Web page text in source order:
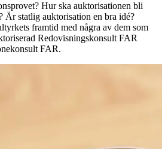
Hur ska auktorisationen bli
Är statlig auktorisation en bra idé?
framtid med några av dem som
Redovisningskonsult FAR
FAR.